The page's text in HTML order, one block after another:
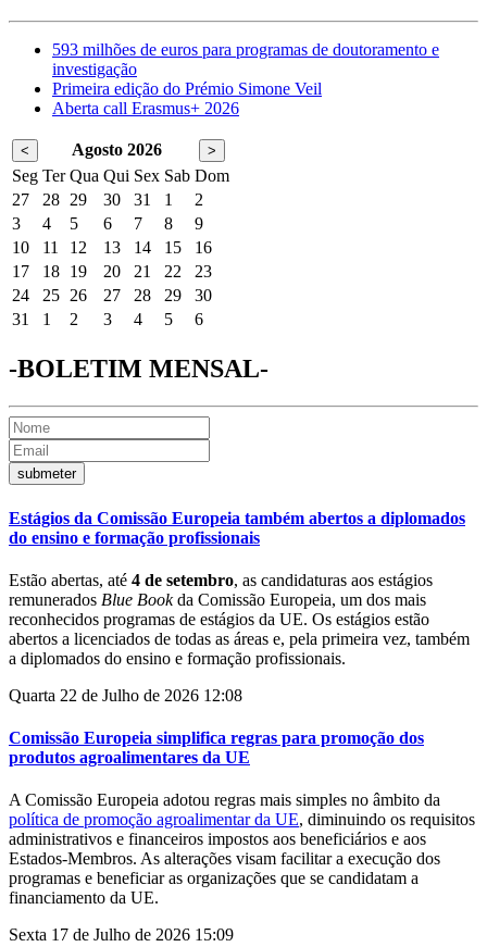
593 milhões de euros para programas de doutoramento e
investigação
Primeira edição do Prémio Simone Veil
Aberta call Erasmus+ 2026
< Agosto 2026 >
Seg Ter Qua Qui Sex Sab Dom
27
28 29 30 31 1
2
3
4 5 6 7 8
9
10
11 12 13 14 15
16
17
18 19 20 21 22
23
24
25 26 27 28 29
30
31
1 2 3 4 5 6
-BOLETIM MENSAL-
Estágios da Comissão Europeia também abertos a diplomados
do ensino e formação profissionais
Estão abertas, até 4 de setembro, as candidaturas aos estágios
remunerados Blue Bookda Comissão Europeia, um dos mais
reconhecidos programas de estágios da UE. Os estágios estão
abertos a licenciados de todas as áreas e, pela primeira vez, também
a diplomados do ensino e formação profissionais.
Quarta 22 de Julho de 2026 12:08
Comissão Europeia simplifica regras para promoção dos
produtos agroalimentares da UE
A Comissão Europeia adotou regras mais simples no âmbito da
política de promoção agroalimentar da UE, diminuindo os requisitos
administrativos e financeiros impostos aos beneficiários e aos
Estados-Membros. As alterações visam facilitar a execução dos
programas e beneficiar as organizações que se candidatam a
financiamento da UE.
Sexta 17 de Julho de 2026 15:09